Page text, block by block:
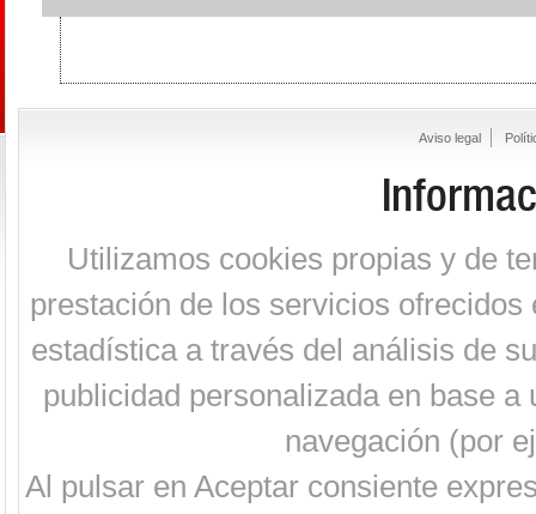
Aviso legal
Utilizamos cookies propias y de
prestación de los servicios
estadística a través del análisis de
publicidad personalizada en base
navegación (por
Al pulsar en Aceptar consiente